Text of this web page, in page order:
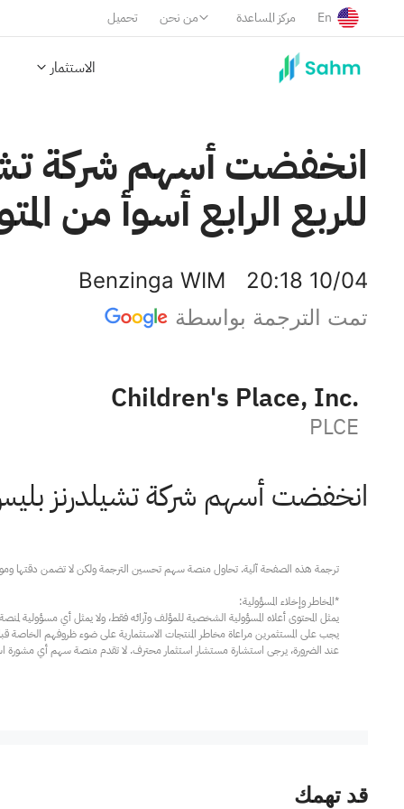
تحميل من نحن مركز المساعدة En
الاستثمار
انخفضت أسهم شركة
للربع الرابع أسوأ من
Benzinga WIM
20:18 10/04
تمت الترجمة بواسطة
Children's Place, Inc.
PLCE
انخفضت أسهم شركة تشيلدرنز بليس
عند الضرورة، يرجى استشارة مستشار استثمار محترف. لا تقدم منصة سهم أي مشورة
قد تهمك